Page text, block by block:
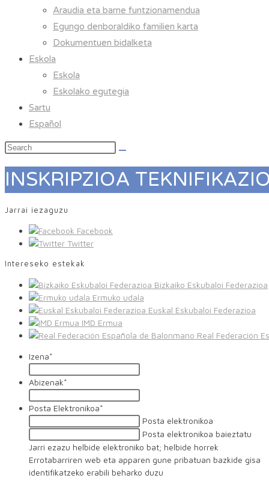
Araudia eta barne funtzionamendua
Egungo denboraldiko familien karta
Dokumentuen bidalketa
Eskola
Eskola
Eskolako egutegia
Sartu
Español
INSKRIPZIOA
Jarrai iezaguzu
Facebook
Twitter
Intereseko estekak
Bizkaiko Eskubaloi Federazioa
Ermuko udala
Euskal Eskubaloi Federazioa
IMD Ermua
Real Federación
Izena*
Abizenak*
Posta Elektronikoa*
Posta elektronikoa
Posta elektronikoa baieztatu
Jarri ezazu helbide elektroniko bat; helbide horrek
Errotabarriren web eta apparen gune pribatuan bazkide gisa
identifikatzeko erabili beharko duzu